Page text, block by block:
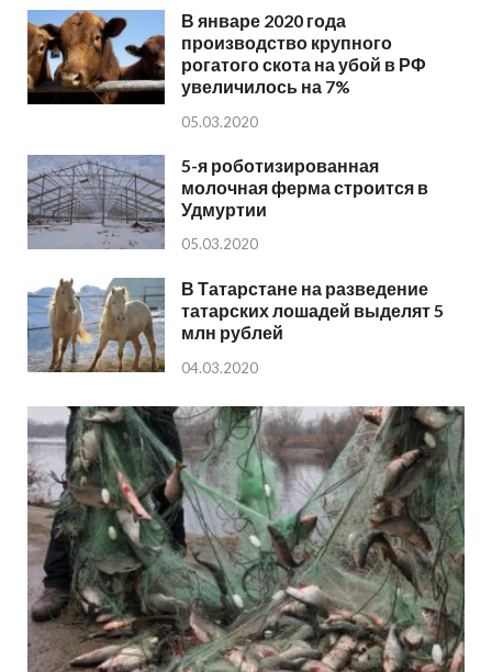
В январе 2020 года
производство крупного
рогатого скота на убой в РФ
увеличилось на 7%
05.03.2020
5-я роботизированная
молочная ферма строится в
Удмуртии
05.03.2020
В Татарстане на разведение
татарских лошадей выделят 5
млн рублей
04.03.2020